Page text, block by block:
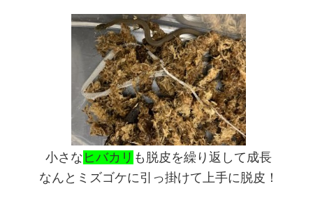
小さな ヒバカリ も脱皮を繰り返して成長
なんとミズゴケに引っ掛けて上手に脱皮！